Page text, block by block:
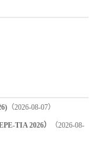
（2026-08-07）
TIA 2026） （2026-08-